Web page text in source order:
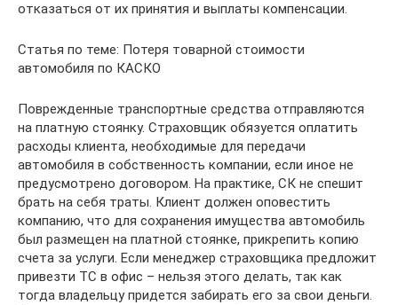
отказаться от их принятия и выплаты компенсации.
Статья по теме: Потеря товарной стоимости
автомобиля по КАСКО
Поврежденные транспортные средства отправляются
на платную стоянку. Страховщик обязуется оплатить
расходы клиента, необходимые для передачи
автомобиля в собственность компании, если иное не
предусмотрено договором. На практике, СК не спешит
брать на себя траты. Клиент должен оповестить
компанию, что для сохранения имущества автомобиль
был размещен на платной стоянке, прикрепить копию
счета за услуги. Если менеджер страховщика предложит
привезти ТС в офис – нельзя этого делать, так как
тогда владельцу придется забирать его за свои деньги.